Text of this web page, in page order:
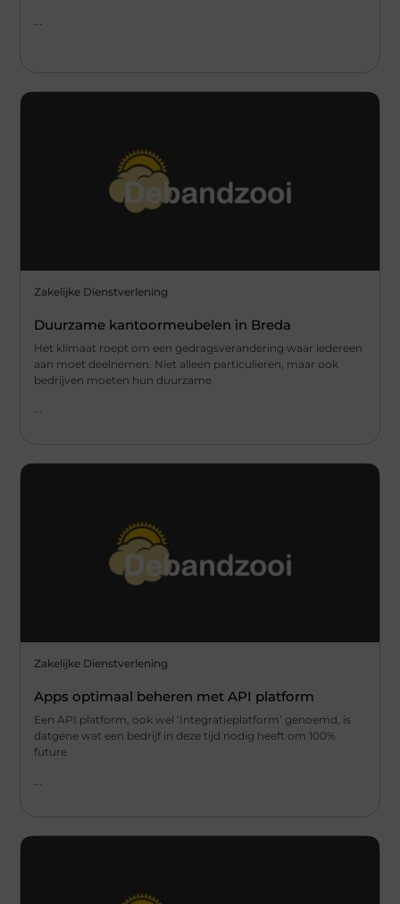
Zakelijke Dienstverlening
Duurzame kantoormeubelen in Breda
Het klimaat roept om een gedragsverandering waar iedereen
aan moet deelnemen. Niet alleen particulieren, maar ook
bedrijven moeten hun duurzame
...
Zakelijke Dienstverlening
Apps optimaal beheren met API platform
Een API platform, ook wel ‘Integratieplatform’ genoemd, is
datgene wat een bedrijf in deze tijd nodig heeft om 100%
future